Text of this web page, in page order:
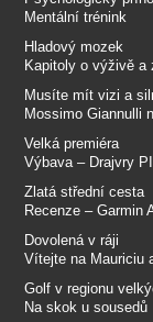
Mentální trénink
Hladový mozek
Kapitoly o výživě a
Musíte mít vizi a
Mossimo Giannulli
Velká premiéra
Výbava – Drajvry
Zlatá střední cesta
Recenze – Garmin
Dovolená v ráji
Vítejte na Mauriciu
Golf v regionu
Na skok u sousedů